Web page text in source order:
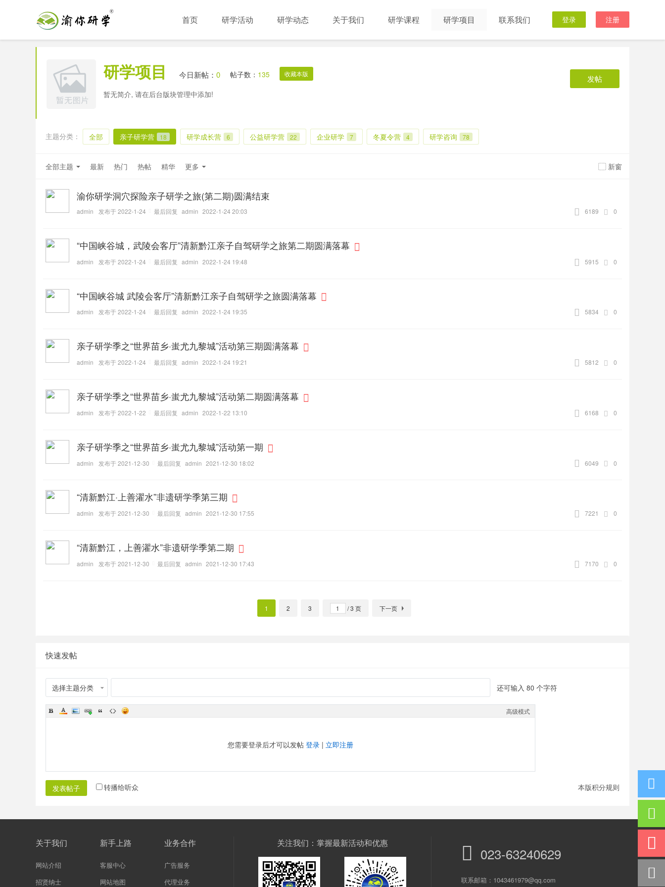
登录 注册
首页 研学活动 研学动态 关于我们 研学课程 研学项目 联系我们
研学项目 今日新帖： 0 帖子数： 135 收藏本版
暂无简介, 请在后台版块管理中添加!
发帖
主题分类： 全部 亲子研学营 18 研学成长营 6 公益研学营 22 企业研学 7 冬夏令营 4 研学咨询 78
新窗
全部主题 最新 热门 热帖 精华 更多
渝你研学洞穴探险亲子研学之旅(第二期)圆满结束
admin 发布于 2022-1-24 最后回复 admin 2022-1-24 20:03 0
6189
“中国峡谷城，武陵会客厅”清新黔江亲子自驾研学之旅第二期圆满落幕
admin 发布于 2022-1-24 最后回复 admin 2022-1-24 19:48 0
5915
“中国峡谷城 武陵会客厅”清新黔江亲子自驾研学之旅圆满落幕
admin 发布于 2022-1-24 最后回复 admin 2022-1-24 19:35 0
5834
亲子研学季之“世界苗乡·蚩尤九黎城”活动第三期圆满落幕
admin 发布于 2022-1-24 最后回复 admin 2022-1-24 19:21 0
5812
亲子研学季之“世界苗乡·蚩尤九黎城”活动第二期圆满落幕
admin 发布于 2022-1-22 最后回复 admin 2022-1-22 13:10 0
6168
亲子研学季之“世界苗乡·蚩尤九黎城”活动第一期
admin 发布于 2021-12-30 最后回复 admin 2021-12-30 18:02 0
6049
“清新黔江·上善濯水”非遗研学季第三期
admin 发布于 2021-12-30 最后回复 admin 2021-12-30 17:55 0
7221
“清新黔江，上善濯水”非遗研学季第二期
admin 发布于 2021-12-30 最后回复 admin 2021-12-30 17:43 0
7170
1 2 3 / 3 页 下一页
快速发帖
选择主题分类 还可输入 80 个字符
高级模式
您需要登录后才可以发帖 登录 | 立即注册
本版积分规则
发表帖子 转播给听众
关于我们
网站介绍
招贤纳士
新手上路
客服中心
网站地图
业务合作
广告服务
代理业务
关注我们：掌握最新活动和优惠
023-63240629
联系邮箱：1043461979@qq.com